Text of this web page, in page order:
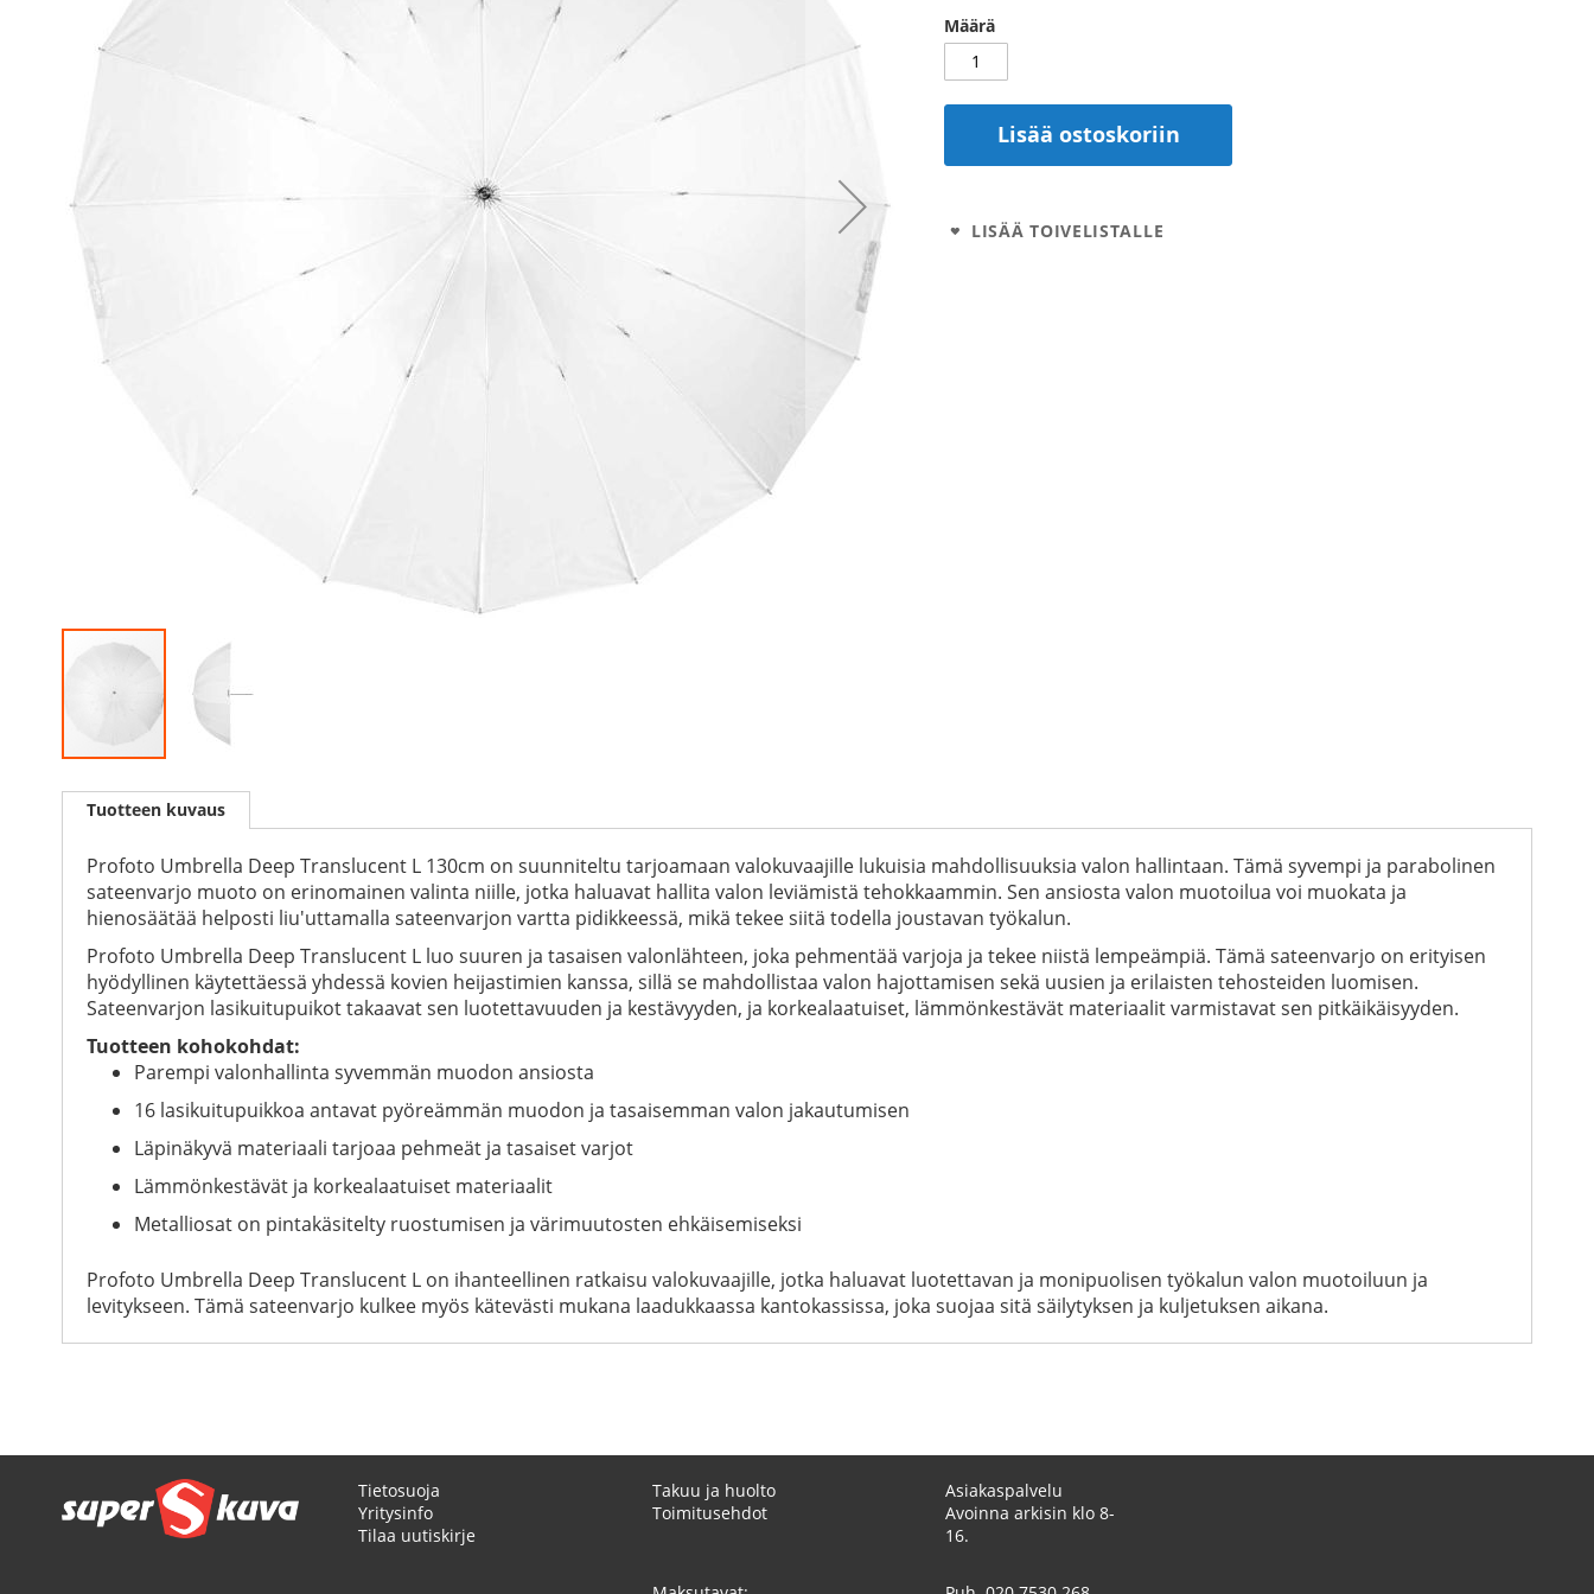
Määrä
Lisää ostoskoriin
LISÄÄ TOIVELISTALLE
to
images
gallery
Tuotteen kuvaus
Profoto Umbrella Deep Translucent L 130cm on suunniteltu tarjoamaan valokuvaajille lukuisia mahdollisuuksia valon hallintaan. Tämä syvempi ja parabolinen
sateenvarjo muoto on erinomainen valinta niille, jotka haluavat hallita valon leviämistä tehokkaammin. Sen ansiosta valon muotoilua voi muokata ja
hienosäätää helposti liu'uttamalla sateenvarjon vartta pidikkeessä, mikä tekee siitä todella joustavan työkalun.
Profoto Umbrella Deep Translucent L luo suuren ja tasaisen valonlähteen, joka pehmentää varjoja ja tekee niistä lempeämpiä. Tämä sateenvarjo on erityisen
hyödyllinen käytettäessä yhdessä kovien heijastimien kanssa, sillä se mahdollistaa valon hajottamisen sekä uusien ja erilaisten tehosteiden luomisen.
Sateenvarjon lasikuitupuikot takaavat sen luotettavuuden ja kestävyyden, ja korkealaatuiset, lämmönkestävät materiaalit varmistavat sen pitkäikäisyyden.
Tuotteen kohokohdat:
Parempi valonhallinta syvemmän muodon ansiosta
16 lasikuitupuikkoa antavat pyöreämmän muodon ja tasaisemman valon jakautumisen
Läpinäkyvä materiaali tarjoaa pehmeät ja tasaiset varjot
Lämmönkestävät ja korkealaatuiset materiaalit
Metalliosat on pintakäsitelty ruostumisen ja värimuutosten ehkäisemiseksi
Profoto Umbrella Deep Translucent L on ihanteellinen ratkaisu valokuvaajille, jotka haluavat luotettavan ja monipuolisen työkalun valon muotoiluun ja
levitykseen. Tämä sateenvarjo kulkee myös kätevästi mukana laadukkaassa kantokassissa, joka suojaa sitä säilytyksen ja kuljetuksen aikana.
Tietosuoja
Yritysinfo
Tilaa uutiskirje
Takuu ja huolto
Toimitusehdot
Asiakaspalvelu
Avoinna arkisin klo 8-
16.